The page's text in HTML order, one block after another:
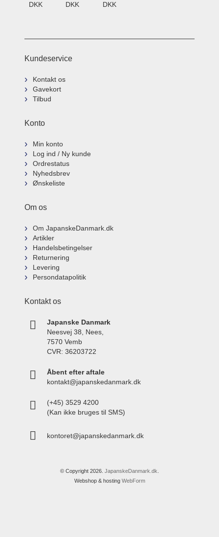
DKK DKK DKK
Kundeservice
Kontakt os
Gavekort
Tilbud
Konto
Min konto
Log ind / Ny kunde
Ordrestatus
Nyhedsbrev
Ønskeliste
Om os
Om JapanskeDanmark.dk
Artikler
Handelsbetingelser
Returnering
Levering
Persondatapolitik
Kontakt os
Japanske Danmark
Neesvej 38, Nees,
7570 Vemb
CVR: 36203722
Åbent efter aftale
kontakt@japanskedanmark.dk
(+45) 3529 4200
(Kan ikke bruges til SMS)
kontoret@japanskedanmark.dk
© Copyright 2026. JapanskeDanmark.dk
Webshop & hosting WebForm